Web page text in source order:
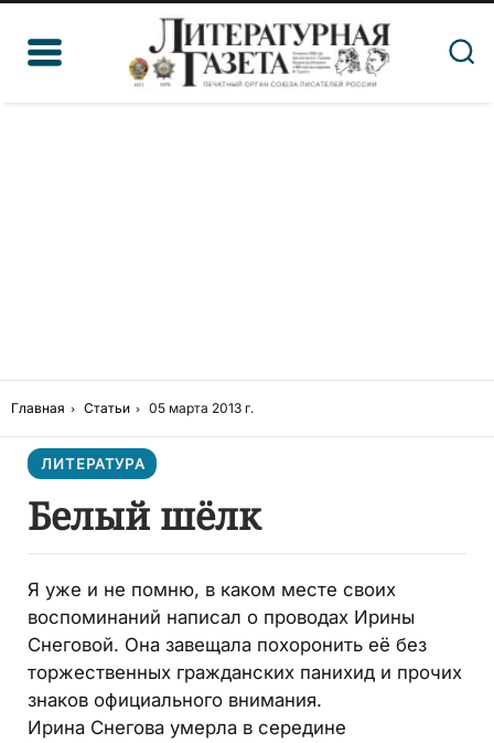
Главная Статьи 05 марта 2013 г.
ЛИТЕРАТУРА
Белый шёлк
Я уже и не помню, в каком месте своих
воспоминаний написал о проводах Ирины
Снеговой. Она завещала похоронить её без
торжественных гражданских панихид и прочих
знаков официального внимания.
Ирина Снегова умерла в середине